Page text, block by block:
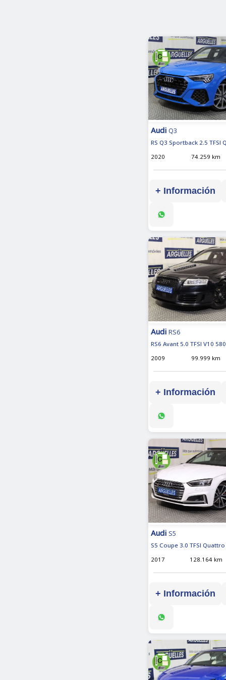
Audi Q3
RS Q3 Sportback 2.5 TFSI
2020
74.259 km
+ Información
Audi RS6
RS6 Avant 5.0 TFSI V10
2009
99.999 km
+ Información
Audi S5
S5 Coupe 3.0 TFSI
2017
128.164 km
+ Información